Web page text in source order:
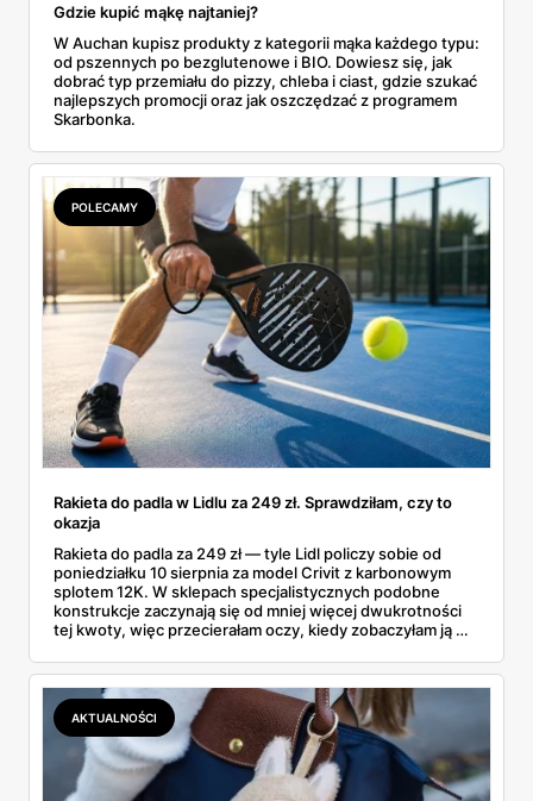
Gdzie kupić mąkę najtaniej?
W Auchan kupisz produkty z kategorii mąka każdego typu:
od pszennych po bezglutenowe i BIO. Dowiesz się, jak
dobrać typ przemiału do pizzy, chleba i ciast, gdzie szukać
najlepszych promocji oraz jak oszczędzać z programem
Skarbonka.
POLECAMY
Rakieta do padla w Lidlu za 249 zł. Sprawdziłam, czy to
okazja
Rakieta do padla za 249 zł — tyle Lidl policzy sobie od
poniedziałku 10 sierpnia za model Crivit z karbonowym
splotem 12K. W sklepach specjalistycznych podobne
konstrukcje zaczynają się od mniej więcej dwukrotności
tej kwoty, więc przecierałam oczy, kiedy zobaczyłam ją w
najszybciej rosnący sport w Polsce: kortów przybywa
lawinowo, a chętnych jeszcze szybciej. Sprawdziłam, co
dokładnie dostajemy za te pieniądze i komu taka rakieta
faktycznie wystarczy.
AKTUALNOŚCI